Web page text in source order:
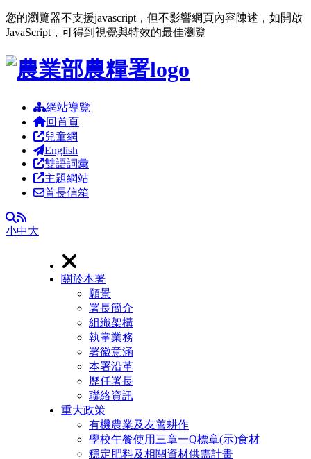
您的瀏覽器不支援javascript，但不影響網頁內容陳述，如開啟
JavaScript，可得到視覺與特效的最佳瀏覽
跳到主要內容區塊
網站導覽
回首頁
兒童網
English
雙語詞彙
主題網站
首長信箱
全文檢索
RSS
小中大
關於本署
願景
署長簡介
組織架構
執掌業務
署徽意涵
本署沿革
歷任署長
聯絡資訊
重大政策
有機農業及友善耕作
學校午餐使用三章一Q標章(示)食材
穩定肥料及相關資材供需計畫